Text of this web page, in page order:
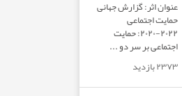
عنوان اثر: گزارش جهانی
حمایت اجتماعی
۲۰۲۲-۲۰۲۰: حمایت
اجتماعی بر سر دو ...
۲۳۷۳ بازدید